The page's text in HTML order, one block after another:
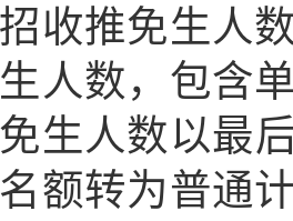
收推免生人
人数，包含
生 人数以最
额转为普通